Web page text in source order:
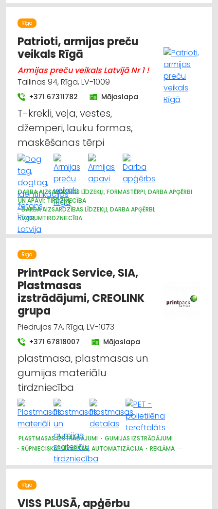
APĢĒRBI: RŪPNIECISKĀ RAŽOŠANA, ŠŪŠANA
Rīga
Patrioti, armijas preču
veikals Rīgā
Armijas preču veikals Latvijā Nr 1 !
Tallinas 94, Rīga, LV-1009
+371 67311782 Mājaslapa
T-krekli, veļa, vestes,
džemperi, lauku formas,
maskēšanas tērpi
DARBA AIZSARDZĪBAS LĪDZEKĻI, FORMASTĒRPI, DARBA APĢĒRBI
UN APAVI; TIRDZNIECĪBA
DARBA AIZSARDZĪBAS LĪDZEKĻI, DARBA APĢĒRBI;
VAIRUMTIRDZNIECĪBA
APĢĒRBI: RŪPNIECISKĀ RAŽOŠANA, ŠŪŠANA
APAVI: TIRDZNIECĪBA
APĢĒRBI: TIRDZNIECĪBA
SUVENĪRI, DĀVANAS
Rīga
PrintPack Service, SIA,
Plastmasas
izstrādājumi, CREOLINK
grupa
Piedrujas 7A, Rīga, LV-1073
+371 67818007 Mājaslapa
plastmasa, plastmasas un
gumijas materiālu
tirdzniecība
PLASTMASAS IZSTRĀDĀJUMI
GUMIJAS IZSTRĀDĀJUMI
RŪPNIECISKĀS IEKĀRTAS, AUTOMATIZĀCIJA
REKLĀMA
REKLĀMA: VIDES
METĀLAPSTRĀDE
Rīga
VISS PLUSĀ, apģērbu